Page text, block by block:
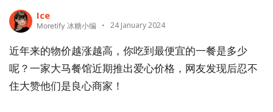
Ice
Moretify 冰糖小编 24 January 2024
近年来的物价越涨越高，你吃到最便宜的一餐是多少
呢？一家大马餐馆近期推出爱心价格，网友发现后忍不
住大赞他们是良心商家！